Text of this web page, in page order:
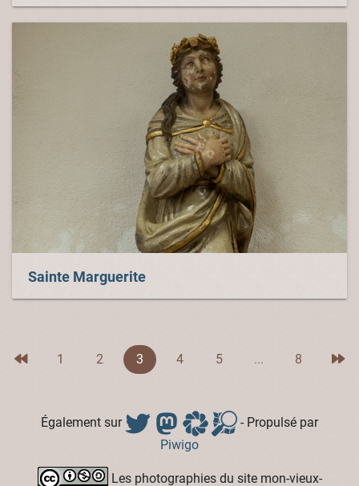
Sainte Marguerite
1 2 3 4 5 ... 8
Également sur
- Propulsé par
Piwigo
Les photographies du site mon-vieux-